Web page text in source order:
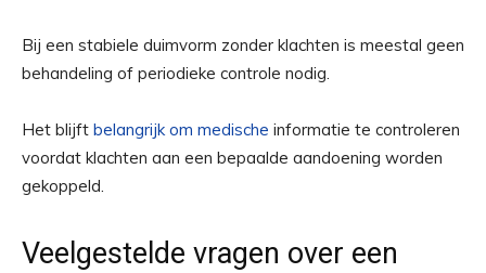
Bij een stabiele duimvorm zonder klachten is meestal geen
behandeling of periodieke controle nodig.
Het blijft belangrijk om medische informatie te controleren
voordat klachten aan een bepaalde aandoening worden
gekoppeld.
Veelgestelde vragen over een